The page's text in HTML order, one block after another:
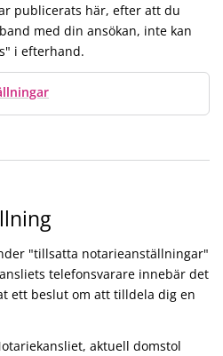
publicerats här, efter att du
med din ansökan, inte kan
i efterhand.
"tillsatta notarieanställningar"
telefonsvarare innebär det
ett beslut om att tilldela dig en
aktuell domstol